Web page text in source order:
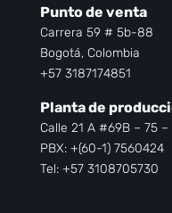
Punto de venta
Carrera 59 # 5b-88
Bogotá, Colombia
+57 3187174851
Planta de
Calle 21 A #69B – 75
PBX: +(60-1) 7560424
Tel: +57 3108705730